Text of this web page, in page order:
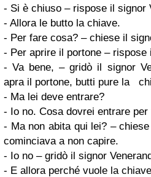
- Si è chiuso – rispose il signor
- Allora le butto la chiave.
- Per fare cosa? – chiese il
- Per aprire il portone – rispose
- Va bene, – gridò il signor
apra il portone, butti pure la
- Ma lei deve entrare?
- Io no. Cosa dovrei entrare per
- Ma non abita qui lei? –
cominciava a non capire.
- Io no – gridò il signor
- E allora perché vuole la